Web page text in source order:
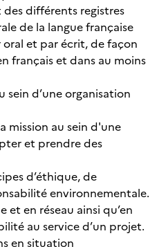
des différents registres
de la langue française
et par écrit, de façon
français et dans au moins
sein d’une organisation
mission au sein d'une
et prendre des
d’éthique, de
environnementale.
en réseau ainsi qu’en
au service d’un projet.
en situation